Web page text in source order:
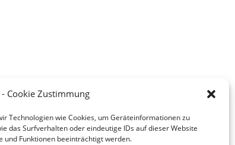
Cookie Zustimmung
Technologien wie Cookies, um Geräteinformationen zu
das Surfverhalten oder eindeutige IDs auf dieser Website
Funktionen beeinträchtigt werden.